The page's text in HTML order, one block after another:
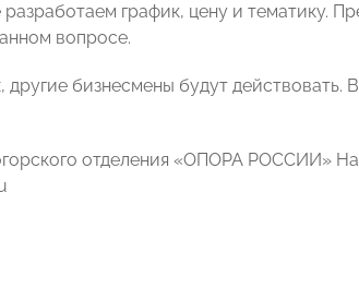
график, цену и тематику.
вопросе.
другие бизнесмены будут действовать.
отделения «ОПОРА РОССИИ»